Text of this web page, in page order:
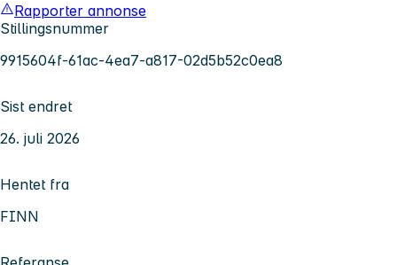
Rapporter annonse
Stillingsnummer
9915604f-61ac-4ea7-a817-02d5b52c0ea8
Sist endret
26. juli 2026
Hentet fra
FINN